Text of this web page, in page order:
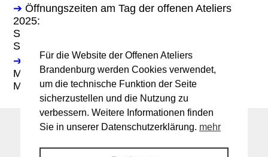
➔ Öffnungszeiten am Tag der offenen Ateliers
2025:
Sa. 14-18 Uhr
So. 11-18 Uhr
➔
Gastkünstler:innen:
Michael Ketterer, Holzskulpturen
Michael Knoppan, Kunstspenglerarbeiten
Für die Website der Offenen Ateliers
Brandenburg werden Cookies verwendet,
um die technische Funktion der Seite
sicherzustellen und die Nutzung zu
verbessern. Weitere Informationen finden
Sie in unserer Datenschutzerklärung. mehr